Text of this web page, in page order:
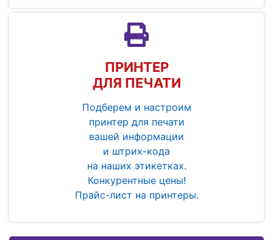
ПРИНТЕР
ДЛЯ ПЕЧАТИ
Подберем и настроим
принтер для печати
вашей информации
и штрих-кода
на наших этикетках.
Конкурентные цены!
Прайс-лист на принтеры.